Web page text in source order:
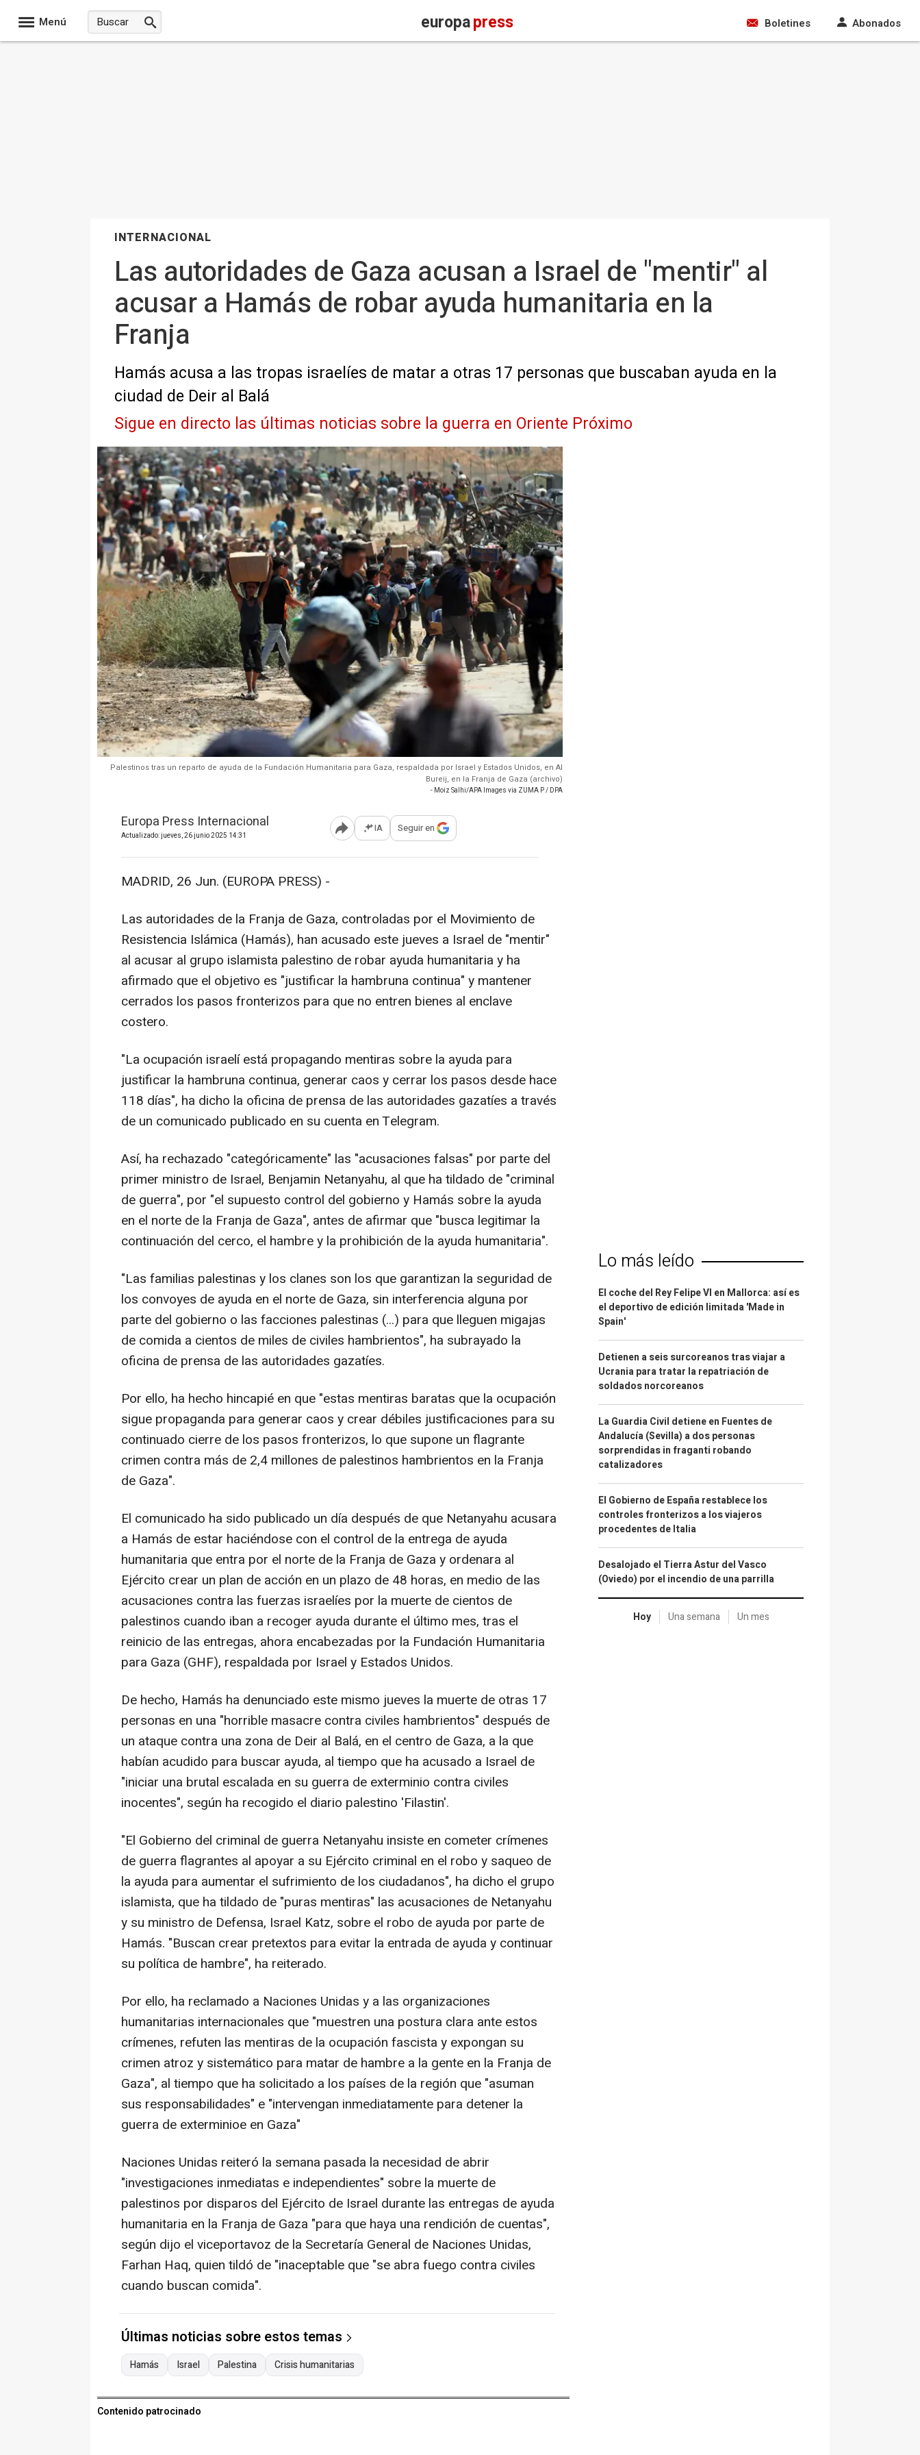
Menú europapress Boletines Abonados
INTERNACIONAL
Las autoridades de Gaza acusan a Israel de "mentir" al
acusar a Hamás de robar ayuda humanitaria en la
Franja
Hamás acusa a las tropas israelíes de matar a otras 17 personas que buscaban ayuda en la
ciudad de Deir al Balá
Sigue en directo las últimas noticias sobre la guerra en Oriente Próximo
Palestinos tras un reparto de ayuda de la Fundación Humanitaria para Gaza, respaldada por Israel y Estados Unidos, en Al
Bureij, en la Franja de Gaza (archivo)
- Moiz Salhi/APA Images via ZUMA P / DPA
Europa Press Internacional
Actualizado: jueves, 26 junio 2025 14:31 Abrir opciones para compartir
IA Seguir en
MADRID, 26 Jun. (EUROPA PRESS) -
Las autoridades de la Franja de Gaza, controladas por el Movimiento de
Resistencia Islámica (Hamás), han acusado este jueves a Israel de "mentir"
al acusar al grupo islamista palestino de robar ayuda humanitaria y ha
afirmado que el objetivo es "justificar la hambruna continua" y mantener
cerrados los pasos fronterizos para que no entren bienes al enclave
costero.
"La ocupación israelí está propagando mentiras sobre la ayuda para
justificar la hambruna continua, generar caos y cerrar los pasos desde hace
118 días", ha dicho la oficina de prensa de las autoridades gazatíes a través
de un comunicado publicado en su cuenta en Telegram.
Así, ha rechazado "categóricamente" las "acusaciones falsas" por parte del
primer ministro de Israel, Benjamin Netanyahu, al que ha tildado de "criminal
de guerra", por "el supuesto control del gobierno y Hamás sobre la ayuda
en el norte de la Franja de Gaza", antes de afirmar que "busca legitimar la
continuación del cerco, el hambre y la prohibición de la ayuda humanitaria".
"Las familias palestinas y los clanes son los que garantizan la seguridad de
los convoyes de ayuda en el norte de Gaza, sin interferencia alguna por
parte del gobierno o las facciones palestinas (...) para que lleguen migajas
de comida a cientos de miles de civiles hambrientos", ha subrayado la
oficina de prensa de las autoridades gazatíes.
Por ello, ha hecho hincapié en que "estas mentiras baratas que la ocupación
sigue propaganda para generar caos y crear débiles justificaciones para su
continuado cierre de los pasos fronterizos, lo que supone un flagrante
crimen contra más de 2,4 millones de palestinos hambrientos en la Franja
de Gaza".
El comunicado ha sido publicado un día después de que Netanyahu acusara
a Hamás de estar haciéndose con el control de la entrega de ayuda
humanitaria que entra por el norte de la Franja de Gaza y ordenara al
Ejército crear un plan de acción en un plazo de 48 horas, en medio de las
acusaciones contra las fuerzas israelíes por la muerte de cientos de
palestinos cuando iban a recoger ayuda durante el último mes, tras el
reinicio de las entregas, ahora encabezadas por la Fundación Humanitaria
para Gaza (GHF), respaldada por Israel y Estados Unidos.
De hecho, Hamás ha denunciado este mismo jueves la muerte de otras 17
personas en una "horrible masacre contra civiles hambrientos" después de
un ataque contra una zona de Deir al Balá, en el centro de Gaza, a la que
habían acudido para buscar ayuda, al tiempo que ha acusado a Israel de
"iniciar una brutal escalada en su guerra de exterminio contra civiles
inocentes", según ha recogido el diario palestino 'Filastin'.
"El Gobierno del criminal de guerra Netanyahu insiste en cometer crímenes
de guerra flagrantes al apoyar a su Ejército criminal en el robo y saqueo de
la ayuda para aumentar el sufrimiento de los ciudadanos", ha dicho el grupo
islamista, que ha tildado de "puras mentiras" las acusaciones de Netanyahu
y su ministro de Defensa, Israel Katz, sobre el robo de ayuda por parte de
Hamás. "Buscan crear pretextos para evitar la entrada de ayuda y continuar
su política de hambre", ha reiterado.
Por ello, ha reclamado a Naciones Unidas y a las organizaciones
humanitarias internacionales que "muestren una postura clara ante estos
crímenes, refuten las mentiras de la ocupación fascista y expongan su
crimen atroz y sistemático para matar de hambre a la gente en la Franja de
Gaza", al tiempo que ha solicitado a los países de la región que "asuman
sus responsabilidades" e "intervengan inmediatamente para detener la
guerra de exterminioe en Gaza"
Naciones Unidas reiteró la semana pasada la necesidad de abrir
"investigaciones inmediatas e independientes" sobre la muerte de
palestinos por disparos del Ejército de Israel durante las entregas de ayuda
humanitaria en la Franja de Gaza "para que haya una rendición de cuentas",
según dijo el viceportavoz de la Secretaría General de Naciones Unidas,
Farhan Haq, quien tildó de "inaceptable que "se abra fuego contra civiles
cuando buscan comida".
Últimas noticias sobre estos temas
Hamás Israel Palestina Crisis humanitarias
Contenido patrocinado
Lo más leído
El coche del Rey Felipe VI en Mallorca: así es
el deportivo de edición limitada 'Made in
Spain'
Detienen a seis surcoreanos tras viajar a
Ucrania para tratar la repatriación de
soldados norcoreanos
La Guardia Civil detiene en Fuentes de
Andalucía (Sevilla) a dos personas
sorprendidas in fraganti robando
catalizadores
El Gobierno de España restablece los
controles fronterizos a los viajeros
procedentes de Italia
Desalojado el Tierra Astur del Vasco
(Oviedo) por el incendio de una parrilla
Hoy Una semana Un mes